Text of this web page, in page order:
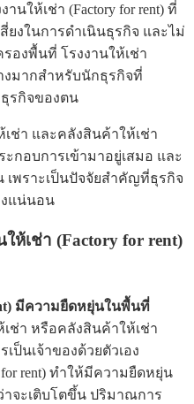
นให้เช่า (Factory for rent) ที่
งในการดำเนินธุรกิจ และไม่
องพื้นที่ โรงงานให้เช่า
างมากสำหรับนักธุรกิจที่
รกิจของตน
เช่า และคลังสินค้าให้เช่า
ระกอบการเข้ามาอยู่เสมอ และ
เพราะเป็นปัจจัยสำคัญที่ธุรกิจ
งแน่นอน
ห้เช่า (Factory for rent)
มีความยืดหยุ่นในพื้นที่
ช่า หรือคลังสินค้าให้เช่า
เป็นเจ้าของด้วยตัวเอง
for rent) ทำให้มีความยืดหยุ่น
จะเติบโตขึ้น ปริมาณการ